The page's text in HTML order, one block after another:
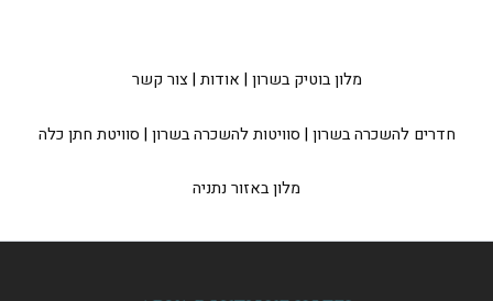
מלון בוטיק בשרון | אודות |צור קשר
חדרים להשכרה בשרון | סוויטות להשכרה בשרון | סוויטת חתן כלה
מלון באזור נתניה